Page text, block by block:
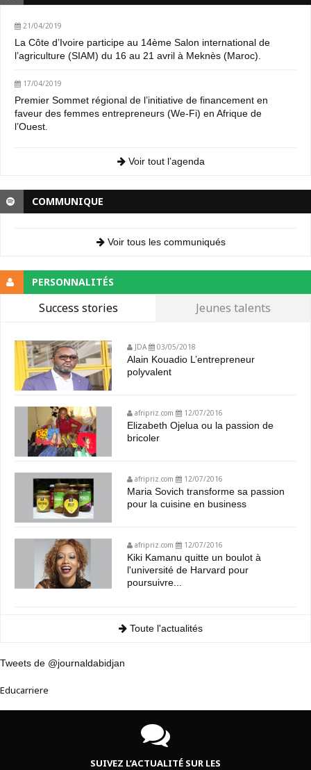
21/04/2019
La Côte d’Ivoire participe au 14ème Salon international de
l’agriculture (SIAM) du 16 au 21 avril à Meknès (Maroc).
17/04/2019
Premier Sommet régional de l’initiative de financement en
faveur des femmes entrepreneurs (We-Fi) en Afrique de
l’Ouest.
Voir tout l’agenda
COMMUNIQUE
Voir tous les communiqués
PERSONNALITÉS
Success stories Jeunes talents
JDA 03/05/2018
Alain Kouadio L’entrepreneur
polyvalent
afripriz.com 12/07/2016
Elizabeth Ojelua ou la passion de
bricoler
afripriz.com 12/07/2016
Maria Sovich transforme sa passion
pour la cuisine en business
afripriz.com 12/07/2016
Kiki Kamanu quitte un boulot à
l'université de Harvard pour
poursuivre...
Toute l'actualités
Tweets de @journaldabidjan
Educarriere
SUIVEZ L’ACTUALITÉ SUR LES